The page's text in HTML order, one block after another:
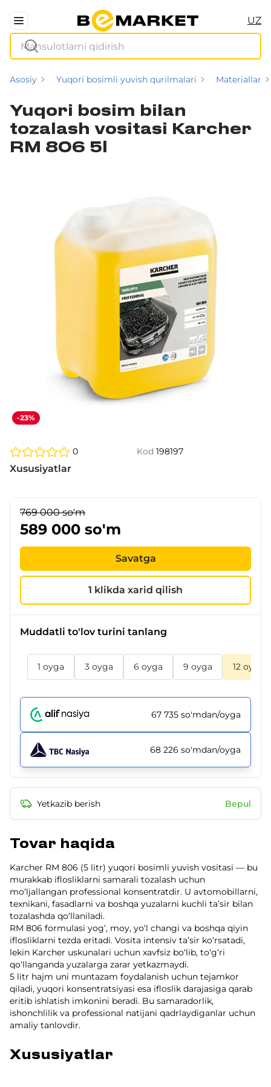
UZ
Asosiy Yuqori bosimli yuvish qurilmalari Materiallar
Yuqori bosim bilan
tozalash vositasi Karcher
RM 806 5l
-23%
0 Kod 198197
Xususiyatlar
769 000 so'm
589 000 so'm
Savatga
1 klikda xarid qilish
Muddatli to'lov turini tanlang
1 oyga 3 oyga 6 oyga 9 oyga 12 oyga
67 735 so'mdan/oyga
68 226 so'mdan/oyga
Yetkazib berish Bepul
Tovar haqida
Karcher RM 806 (5 litr) yuqori bosimli yuvish vositasi — bu
murakkab iflosliklarni samarali tozalash uchun
mo‘ljallangan professional konsentratdir. U avtomobillarni,
texnikani, fasadlarni va boshqa yuzalarni kuchli ta’sir bilan
tozalashda qo‘llaniladi.
RM 806 formulasi yog‘, moy, yo‘l changi va boshqa qiyin
iflosliklarni tezda eritadi. Vosita intensiv ta’sir ko‘rsatadi,
lekin Karcher uskunalari uchun xavfsiz bo‘lib, to‘g‘ri
qo‘llanganda yuzalarga zarar yetkazmaydi.
5 litr hajm uni muntazam foydalanish uchun tejamkor
qiladi, yuqori konsentratsiyasi esa ifloslik darajasiga qarab
eritib ishlatish imkonini beradi. Bu samaradorlik,
ishonchlilik va professional natijani qadrlaydiganlar uchun
amaliy tanlovdir.
Xususiyatlar